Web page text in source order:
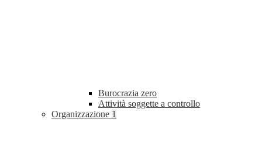
Burocrazia zero
Attività soggette a controllo
Organizzazione 1